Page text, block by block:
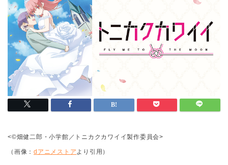
<©畑健二郎・小学館／トニカクカワイイ製作委員会>
（画像：dアニメストアより引用）